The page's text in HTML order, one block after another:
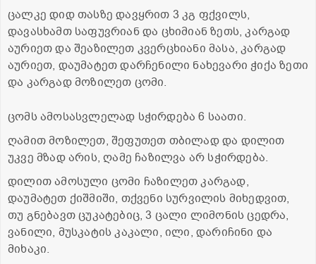
ცალკე დიდ თასზე დავყრით 3 კგ ფქვილს,
დავასხამთ საფუვრიან და ცხიმიან ზეთს, კარგად
აურიეთ და შეაზილეთ კვერცხიანი მასა, კარგად
აურიეთ, დაუმატეთ დარჩენილი ნახევარი ჭიქა ზეთი
და კარგად მოზილეთ ცომი.
ცომს ამოსასვლელად სჭირდება 6 საათი.
ღამით მოზილეთ, შეფუთეთ თბილად და დილით
უკვე მზად არის, ღამე ჩაზილვა არ სჭირდება.
დილით ამოსული ცომი ჩაზილეთ კარგად,
დაუმატეთ ქიშმიში, თქვენი სურვილის მიხედვით,
თუ გნებავთ ცუკატებიც, 3 ცალი ლიმონის ცედრა,
ვანილი, მუსკატის კაკალი, ილი, დარიჩინი და
მიხაკი.